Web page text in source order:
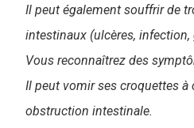
Il peut également souffrir de
intestinaux (ulcères, infection,
Vous reconnaîtrez des
Il peut vomir ses croquettes à
obstruction intestinale.